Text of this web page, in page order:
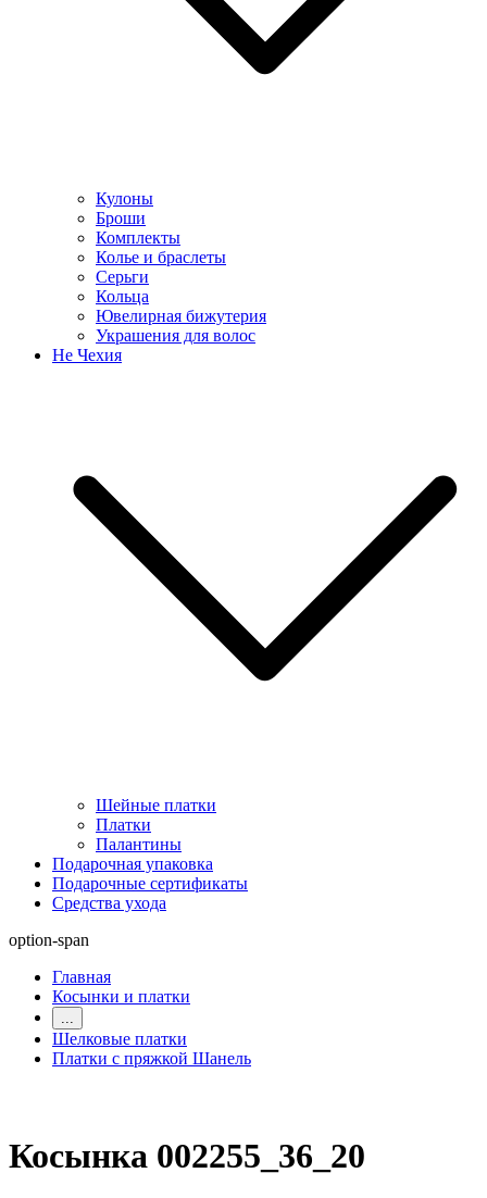
Кулоны
Броши
Комплекты
Колье и браслеты
Серьги
Кольца
Ювелирная бижутерия
Украшения для волос
Не Чехия
Шейные платки
Платки
Палантины
Подарочная упаковка
Подарочные сертификаты
Средства ухода
option-span
Главная
Косынки и платки
Шелковые платки
Платки с пряжкой Шанель
Косынка 002255_36_20